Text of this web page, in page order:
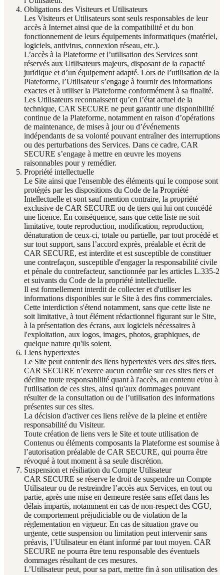
Obligations des Visiteurs et Utilisateurs
Les Visiteurs et Utilisateurs sont seuls responsables de leur
accès à Internet ainsi que de la compatibilité et du bon
fonctionnement de leurs équipements informatiques (matériel,
logiciels, antivirus, connexion réseau, etc.).
L’accès à la Plateforme et l’utilisation des Services sont
réservés aux Utilisateurs majeurs, disposant de la capacité
juridique et d’un équipement adapté. Lors de l’utilisation de la
Plateforme, l’Utilisateur s’engage à fournir des informations
exactes et à utiliser la Plateforme conformément à sa finalité.
Les Utilisateurs reconnaissent qu’en l’état actuel de la
technique, CAR SECURE ne peut garantir une disponibilité
continue de la Plateforme, notamment en raison d’opérations
de maintenance, de mises à jour ou d’événements
indépendants de sa volonté pouvant entraîner des interruptions
ou des perturbations des Services. Dans ce cadre, CAR
SECURE s’engage à mettre en œuvre les moyens
raisonnables pour y remédier.
Propriété intellectuelle
Le Site ainsi que l'ensemble des éléments qui le compose sont
protégés par les dispositions du Code de la Propriété
Intellectuelle et sont sauf mention contraire, la propriété
exclusive de CAR SECURE ou de tiers qui lui ont concédé
une licence. En conséquence, sans que cette liste ne soit
limitative, toute reproduction, modification, reproduction,
dénaturation de ceux-ci, totale ou partielle, par tout procédé et
sur tout support, sans l’accord exprès, préalable et écrit de
CAR SECURE, est interdite et est susceptible de constituer
une contrefaçon, susceptible d'engager la responsabilité civile
et pénale du contrefacteur, sanctionnée par les articles L.335-2
et suivants du Code de la propriété intellectuelle.
Il est formellement interdit de collecter et d'utiliser les
informations disponibles sur le Site à des fins commerciales.
Cette interdiction s'étend notamment, sans que cette liste ne
soit limitative, à tout élément rédactionnel figurant sur le Site,
à la présentation des écrans, aux logiciels nécessaires à
l'exploitation, aux logos, images, photos, graphiques, de
quelque nature qu'ils soient.
Liens hypertextes
Le Site peut contenir des liens hypertextes vers des sites tiers.
CAR SECURE n’exerce aucun contrôle sur ces sites tiers et
décline toute responsabilité quant à l'accès, au contenu et/ou à
l'utilisation de ces sites, ainsi qu'aux dommages pouvant
résulter de la consultation ou de l’utilisation des informations
présentes sur ces sites.
La décision d'activer ces liens relève de la pleine et entière
responsabilité du Visiteur.
Toute création de liens vers le Site et toute utilisation de
Contenus ou éléments composants la Plateforme est soumise à
l’autorisation préalable de CAR SECURE, qui pourra être
révoqué à tout moment à sa seule discrétion.
Suspension et résiliation du Compte Utilisateur
CAR SECURE se réserve le droit de suspendre un Compte
Utilisateur ou de restreindre l’accès aux Services, en tout ou
partie, après une mise en demeure restée sans effet dans les
délais impartis, notamment en cas de non-respect des CGU,
de comportement préjudiciable ou de violation de la
réglementation en vigueur. En cas de situation grave ou
urgente, cette suspension ou limitation peut intervenir sans
préavis, l’Utilisateur en étant informé par tout moyen. CAR
SECURE ne pourra être tenu responsable des éventuels
dommages résultant de ces mesures.
L’Utilisateur peut, pour sa part, mettre fin à son utilisation des